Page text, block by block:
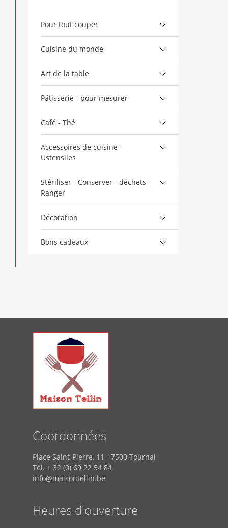
Pour tout couper
Cuisine du monde
Art de la table
Pâtisserie - pour mesurer
Café - Thé
Accessoires de cuisine -
Ustensiles
Stériliser - Conserver - déchets -
Ranger
Décoration
Bons cadeaux
Coordonnées
Place Saint-Pierre, 11 - 7500 Tournai
Tél. + 32 (0) 69 22 54 84
info@maisontellin.be
Heures d'ouverture